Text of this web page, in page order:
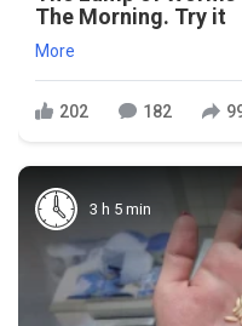
The Morning. Try it
More
202 182
3 h 5 min